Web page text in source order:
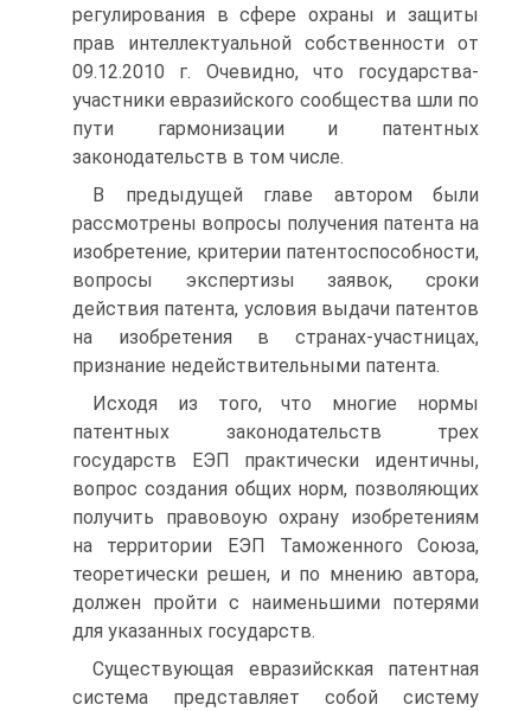
регулирования в сфере охраны и защиты
прав интеллектуальной собственности от
09.12.2010 г. Очевидно, что государства-
участники евразийского сообщества шли по
пути гармонизации и патентных
законодательств в том числе.
В предыдущей главе автором были
рассмотрены вопросы получения патента на
изобретение, критерии патентоспособности,
вопросы экспертизы заявок, сроки
действия патента, условия выдачи патентов
на изобретения в странах-участницах,
признание недействительными патента.
Исходя из того, что многие нормы
патентных законодательств трех
государств ЕЭП практически идентичны,
вопрос создания общих норм, позволяющих
получить правовоую охрану изобретениям
на территории ЕЭП Таможенного Союза,
теоретически решен, и по мнению автора,
должен пройти с наименьшими потерями
для указанных государств.
Существующая евразийсккая патентная
система представляет собой систему